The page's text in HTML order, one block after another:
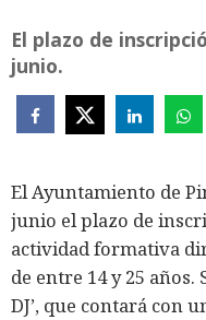
El plazo de
junio.
El Ayuntamiento de
junio el plazo de
actividad formativa
de entre 14 y 25 años.
DJ’, que contará con